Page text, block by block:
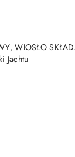
WIOSŁO
Jachtu